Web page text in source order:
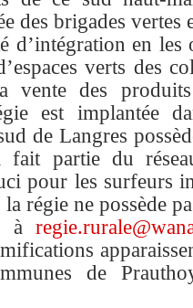
des brigades vertes
d’intégration en les
verts des
vente des
est implantée
de Langres
fait partie du
pour les surfeurs
régie ne possède
à
de